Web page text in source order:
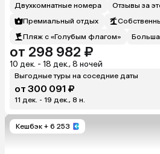
Двухкомнатные номера
Отзывы за
Премиальный отдых
Пляж с «Голубым флагом»
от 298 982 ₽
10 дек. - 18 дек., 8 ночей
Выгодные туры на соседние даты
от 300 091 ₽
11 дек. - 19 дек., 8 н.
Кешбэк + 6 253